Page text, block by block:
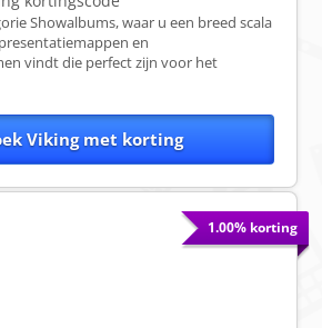
Showalbums, waar u een breed scala
en
vindt die perfect zijn voor het
Viking met korting
1.00% korting